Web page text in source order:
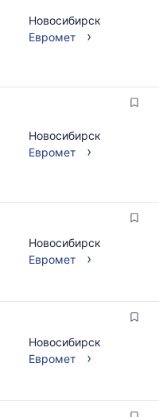
Новосибирск
Евромет
›
Новосибирск
Евромет
›
Новосибирск
Евромет
›
Новосибирск
Евромет
›